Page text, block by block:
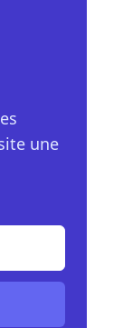
une